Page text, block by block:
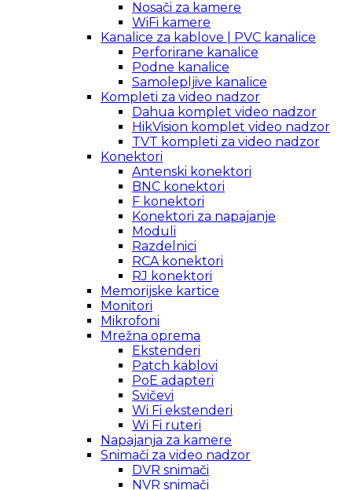
Nosači za kamere
WiFi kamere
Kanalice za kablove | PVC kanalice
Perforirane kanalice
Podne kanalice
Samolepljive kanalice
Kompleti za video nadzor
Dahua komplet video nadzor
HikVision komplet video nadzor
TVT kompleti za video nadzor
Konektori
Antenski konektori
BNC konektori
F konektori
Konektori za napajanje
Moduli
Razdelnici
RCA konektori
RJ konektori
Memorijske kartice
Monitori
Mikrofoni
Mrežna oprema
Ekstenderi
Patch kablovi
PoE adapteri
Svičevi
Wi Fi ekstenderi
Wi Fi ruteri
Napajanja za kamere
Snimači za video nadzor
DVR snimači
NVR snimači